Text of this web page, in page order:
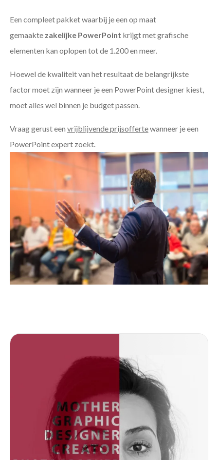
Een compleet pakket waarbij je een op maat
gemaakte zakelijke PowerPoint krijgt met grafische
elementen kan oplopen tot de 1.200 en meer.
Hoewel de kwaliteit van het resultaat de belangrijkste
factor moet zijn wanneer je een PowerPoint designer kiest,
moet alles wel binnen je budget passen.
Vraag gerust een vrijblijvende prijsoffertewanneer je een
PowerPoint expert zoekt.